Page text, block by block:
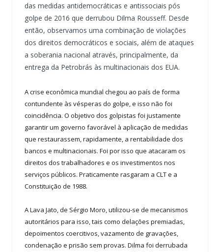
das medidas antidemocráticas e antissociais pós
golpe de 2016 que derrubou Dilma Rousseff. Desde
então, observamos uma combinação de violações
dos direitos democráticos e sociais, além de ataques
a soberania nacional através, principalmente, da
entrega da Petrobrás às multinacionais dos EUA.
A crise econômica mundial chegou ao país de forma
contundente às vésperas do golpe, e isso não foi
coincidência. O objetivo dos golpistas foi justamente
garantir um governo favorável à aplicação de medidas
que restaurassem, rapidamente, a rentabilidade dos
bancos e multinacionais. Foi por isso que atacaram os
direitos dos trabalhadores e os investimentos nos
serviços públicos. Praticamente rasgaram a CLT e a
Constituição de 1988.
A Lava Jato, de Sérgio Moro, utilizou-se de mecanismos
autoritários para isso, tais como delações premiadas,
depoimentos coercitivos, vazamento de gravações,
condenação e prisão sem provas. Dilma foi derrubada